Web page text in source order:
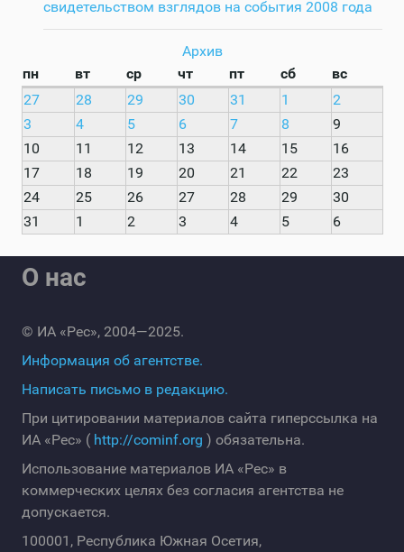
свидетельством взглядов на события 2008 года
Архив
пн
вт ср чт пт сб
вс
27
28 29 30 31 1
2
3
4 5 6 7 8
9
10
11 12 13 14 15
16
17
18 19 20 21 22
23
24
25 26 27 28 29
30
31
1 2 3 4 5 6
О нас
© ИА «Рес», 2004—2025.
Информация об агентстве.
Написать письмо в редакцию.
При цитировании материалов сайта гиперссылка на
ИА «Рес» ( http://cominf.org ) обязательна.
Использование материалов ИА «Рес» в
коммерческих целях без согласия агентства не
допускается.
100001, Республика Южная Осетия,